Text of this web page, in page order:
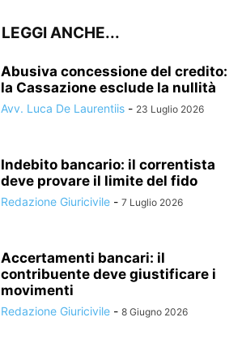
LEGGI ANCHE...
Abusiva concessione del credito:
la Cassazione esclude la nullità
Avv. Luca De Laurentiis - 23 Luglio 2026
Indebito bancario: il correntista
deve provare il limite del fido
Redazione Giuricivile - 7 Luglio 2026
Accertamenti bancari: il
contribuente deve giustificare i
movimenti
Redazione Giuricivile - 8 Giugno 2026